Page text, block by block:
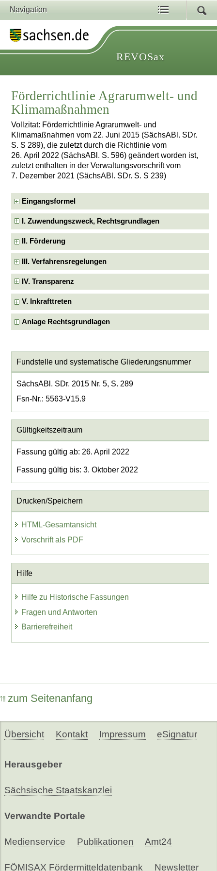
Navigation
REVOSax
Förderrichtlinie Agrarumwelt- und
Klimamaßnahmen
Vollzitat: Förderrichtlinie Agrarumwelt- und
Klimamaßnahmen vom 22. Juni 2015 (SächsABl. SDr.
S. S 289), die zuletzt durch die Richtlinie vom
26. April 2022 (SächsABl. S. 596) geändert worden ist,
zuletzt enthalten in der Verwaltungsvorschrift vom
7. Dezember 2021 (SächsABl. SDr. S. S 239)
Eingangsformel
I. Zuwendungszweck, Rechtsgrundlagen
II. Förderung
III. Verfahrensregelungen
IV. Transparenz
V. Inkrafttreten
Anlage Rechtsgrundlagen
Fundstelle und systematische Gliederungsnummer
SächsABl. SDr. 2015 Nr. 5, S. 289
Fsn-Nr.: 5563-V15.9
Gültigkeitszeitraum
Fassung gültig ab: 26. April 2022
Fassung gültig bis: 3. Oktober 2022
Drucken/Speichern
HTML-Gesamtansicht
Vorschrift als PDF
Hilfe
Hilfe zu Historische Fassungen
Fragen und Antworten
Barrierefreiheit
zum Seitenanfang
Übersicht Kontakt Impressum eSignatur
Herausgeber
Sächsische Staatskanzlei
Verwandte Portale
Medienservice Publikationen Amt24
FÖMISAX Fördermitteldatenbank Newsletter